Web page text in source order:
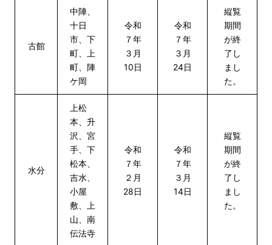
古館
中陣、
十日
市、下
町、上
町、陣
ケ岡
令和
７年
３月
10日
令和
７年
３月
24日
縦覧
期間
が終
了し
まし
た。
水分
上松
本、升
沢、宮
手、下
松本、
吉水、
小屋
敷、上
山、南
伝法寺
令和
７年
２月
28日
令和
７年
３月
14日
縦覧
期間
が終
了し
まし
た。